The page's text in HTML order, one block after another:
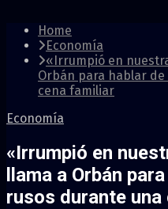
Home
Economía
«Irrumpió en
Orbán para hablar
cena familiar
Economía
«Irrumpió en
llama a Orbán
rusos durante